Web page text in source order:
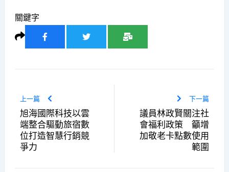
關鍵字
上一篇
旭海國際科技以雲
端整合驅動旅宿數
位打造智慧行銷競
爭力
下一篇
議員林政賢關注社
會福利政策 籲增
加敬老卡點數使用
範圍